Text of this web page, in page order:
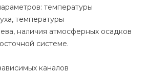
температуры
температуры
наличия атмосферных осадков
системе.
каналов